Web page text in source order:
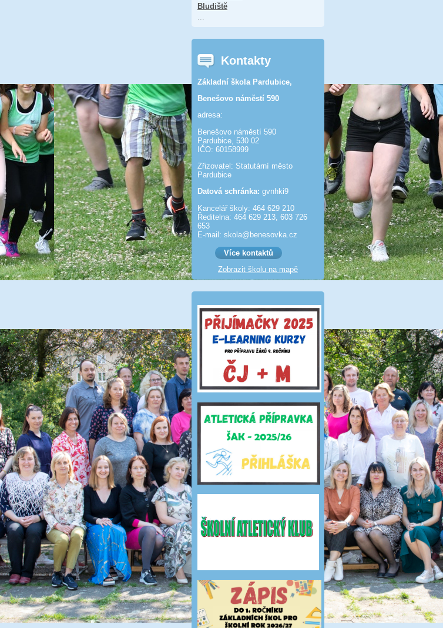
Bludiště
Kontakty
Základní škola Pardubice,
Benešovo náměstí 590
adresa:
Benešovo náměstí 590
Pardubice, 530 02
IČO: 60158999
Zřizovatel: Statutární město
Pardubice
Datová schránka: gvnhki9
Kancelář školy: 464 629 210
Ředitelna: 464 629 213, 603 726
653
E-mail: skola@benesov­ka.cz
Více kontaktů
Zobrazit školu na mapě